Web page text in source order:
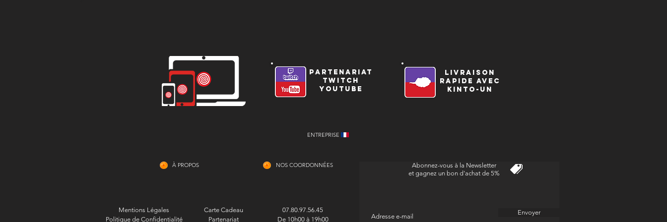
Tout achat est expédié directement à votre
adresse de domiciliation, avec un numéro
Conformément à l'article L221-18 du Code
de la date de livraison de votre commande.
partenariat
twitch
youtube
livraison
Rapide avec
kinto-un
ENTREPRISE
À PROPOS NOS COORDONNÉES
Mentions Légales
Politique de Confidentialité
Carte Cadeau
Partenariat
07.80.97.56.45
De 10h00 à 19h00
Abonnez-vous à la Newsletter
et gagnez un bon d'achat de 5%
Envoyer